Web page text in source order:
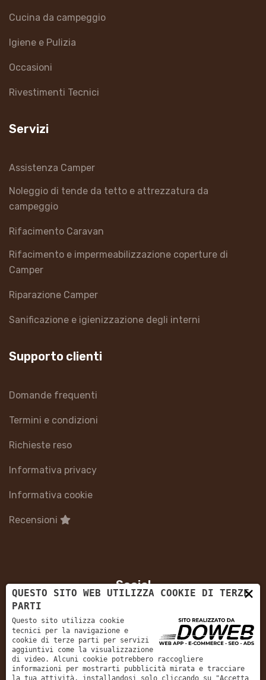
Cucina da campeggio
Igiene e Pulizia
Occasioni
Rivestimenti Tecnici
Servizi
Assistenza Camper
Noleggio di tende da tetto e attrezzatura da
campeggio
Rifacimento Caravan
Rifacimento e impermeabilizzazione coperture di
Camper
Riparazione Camper
Sanificazione e igienizzazione degli interni
Supporto clienti
Domande frequenti
Termini e condizioni
Richieste reso
Informativa privacy
Informativa cookie
Recensioni
Social
5/5
×
QUESTO SITO WEB UTILIZZA COOKIE DI TERZE
PARTI
Questo sito utilizza cookie
tecnici per la navigazione e
cookie di terze parti per servizi
aggiuntivi come la visualizzazione
di video. Alcuni cookie potrebbero raccogliere
informazioni per mostrarti pubblicità mirata e tracciare
la tua attività, installandosi solo cliccando su "Accetta